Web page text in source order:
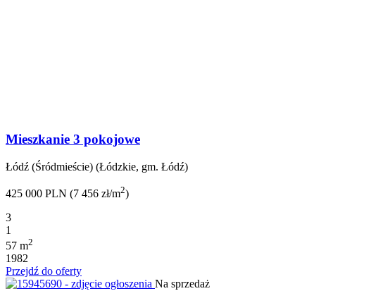
Mieszkanie 3 pokojowe
Łódź (Śródmieście) (Łódzkie, gm. Łódź)
425 000 PLN (7 456 zł/m2)
3
1
57 m2
1982
Przejdź do oferty
Na sprzedaż